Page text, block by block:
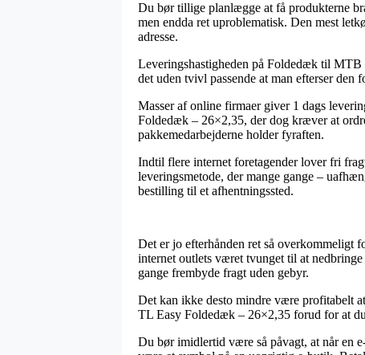
Du bør tillige planlægge at få produkterne
men endda ret uproblematisk. Den mest
adresse.
Leveringshastigheden på Foldedæk til
det uden tvivl passende at man efterser den
Masser af online firmaer giver 1 dags
Foldedæk – 26×2,35, der dog kræver at
pakkemedarbejderne holder fyraften.
Indtil flere internet foretagender lover fri
leveringsmetode, der mange gange –
bestilling til et afhentningssted.
Det er jo efterhånden ret så overkommeligt
internet outlets været tvunget til at
gange frembyde fragt uden gebyr.
Det kan ikke desto mindre være profitabelt
TL Easy Foldedæk – 26×2,35 forud for at
Du bør imidlertid være så påvagt, at når en